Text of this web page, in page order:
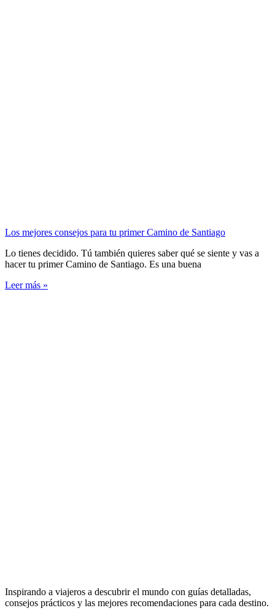
Los mejores consejos para tu primer Camino de Santiago
Lo tienes decidido. Tú también quieres saber qué se siente y vas a
hacer tu primer Camino de Santiago. Es una buena
Leer más »
Inspirando a viajeros a descubrir el mundo con guías detalladas,
consejos prácticos y las mejores recomendaciones para cada destino.